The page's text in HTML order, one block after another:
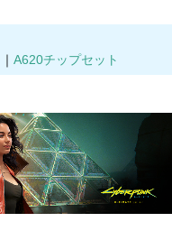
｜ A620チップセット